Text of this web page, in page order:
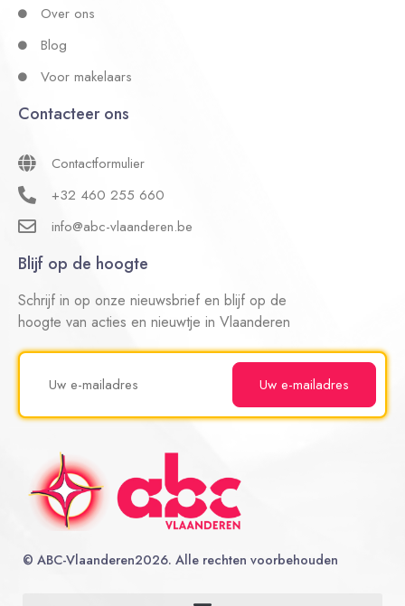
Over ons
Blog
Voor makelaars
Contacteer ons
Contactformulier
+32 460 255 660
info@abc-vlaanderen.be
Blijf op de hoogte
Schrijf in op onze nieuwsbrief en blijf op de
hoogte van acties en nieuwtje in Vlaanderen
© ABC-Vlaanderen2026. Alle rechten voorbehouden